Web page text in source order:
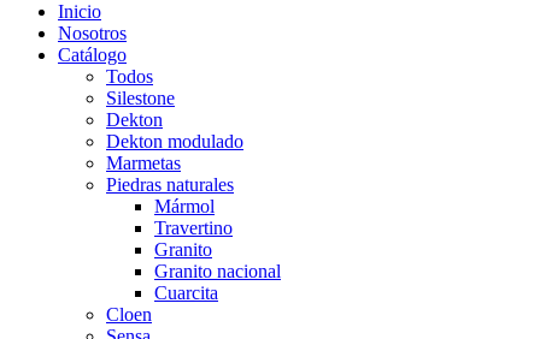
Inicio
Nosotros
Catálogo
Todos
Silestone
Dekton
Dekton modulado
Marmetas
Piedras naturales
Mármol
Travertino
Granito
Granito nacional
Cuarcita
Cloen